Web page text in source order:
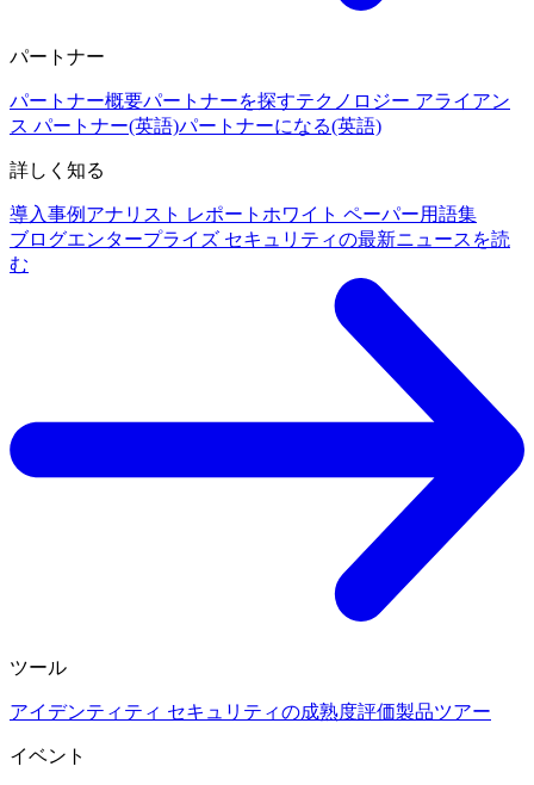
パートナー
パートナー概要パートナーを探すテクノロジー アライアン
ス パートナー(英語)パートナーになる(英語)
詳しく知る
導入事例 アナリスト レポート ホワイト ペーパー用語集
ブログエンタープライズ セキュリティの最新ニュースを読
む
ツール
アイデンティティ セキュリティの成熟度評価製品ツアー
イベント